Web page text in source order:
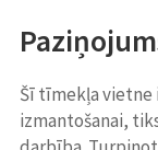
Šī tīmekļa
izmantošanai,